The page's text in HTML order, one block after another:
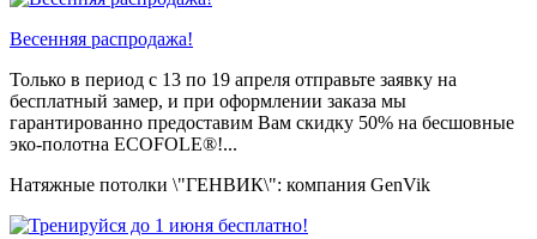
Весенняя распродажа!
Только в период c 13 по 19 апреля отправьте заявку на
бесплатный замер, и при оформлении заказа мы
гарантированно предоставим Вам скидку 50% на бесшовные
эко-полотна ECOFOLE®!...
Натяжные потолки \"ГЕНВИК\": компания GenVik